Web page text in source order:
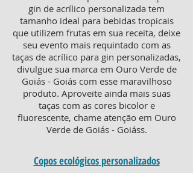
gin de acrílico personalizada tem
tamanho ideal para bebidas tropicais
que utilizem frutas em sua receita, deixe
seu evento mais requintado com as
taças de acrílico para gin personalizadas,
divulgue sua marca em Ouro Verde de
Goiás - Goiás com esse maravilhoso
produto. Aproveite ainda mais suas
taças com as cores bicolor e
fluorescente, chame atenção em Ouro
Verde de Goiás - Goiáss.
Copos ecológicos personalizados